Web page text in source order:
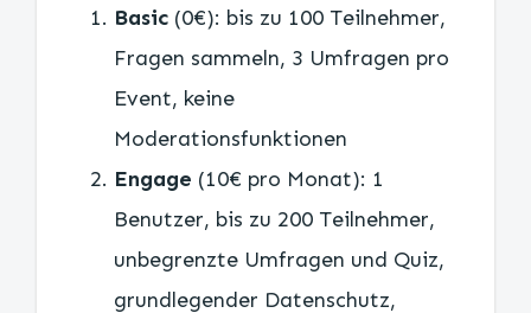
Basic (0€): bis zu 100 Teilnehmer,
Fragen sammeln, 3 Umfragen pro
Event, keine
Moderationsfunktionen
Engage (10€ pro Monat): 1
Benutzer, bis zu 200 Teilnehmer,
unbegrenzte Umfragen und Quiz,
grundlegender Datenschutz,